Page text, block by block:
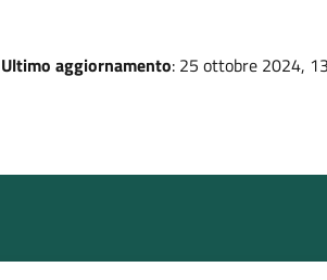
Ultimo aggiornamento: 25 ottobre 2024,